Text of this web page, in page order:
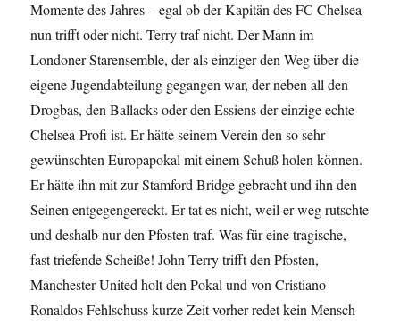
Momente des Jahres – egal ob der Kapitän des FC Chelsea
nun trifft oder nicht. Terry traf nicht. Der Mann im
Londoner Starensemble, der als einziger den Weg über die
eigene Jugendabteilung gegangen war, der neben all den
Drogbas, den Ballacks oder den Essiens der einzige echte
Chelsea-Profi ist. Er hätte seinem Verein den so sehr
gewünschten Europapokal mit einem Schuß holen können.
Er hätte ihn mit zur Stamford Bridge gebracht und ihn den
Seinen entgegengereckt. Er tat es nicht, weil er weg rutschte
und deshalb nur den Pfosten traf. Was für eine tragische,
fast triefende Scheiße! John Terry trifft den Pfosten,
Manchester United holt den Pokal und von Cristiano
Ronaldos Fehlschuss kurze Zeit vorher redet kein Mensch